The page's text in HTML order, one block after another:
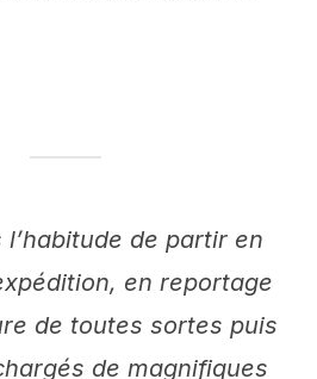
l’habitude de partir en
en reportage
de toutes sortes puis
de magnifiques